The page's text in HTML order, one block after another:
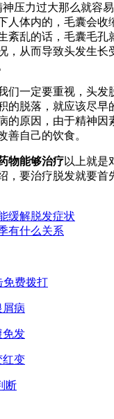
压力过大那么就容
人体内的，毛囊会收
紊乱的话，毛囊毛孔
，从而导致头发生长
们一定要重视，头发
的脱落，就应该尽早
的原因，由于精神因
善自己的饮食。
物能够治疗以上就是
，要治疗脱发就要首
缓解脱发症状
有什么关系
免费拨打
屑病
免发
红变
断